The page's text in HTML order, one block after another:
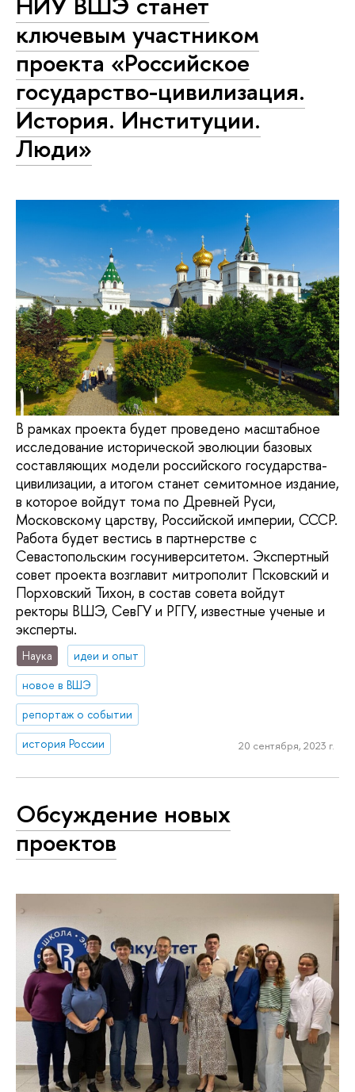
ключевым участником
проекта «Российское
государство-цивилизация.
История. Институции.
Люди»
В рамках проекта будет проведено масштабное
исследование исторической эволюции базовых
составляющих модели российского государства-
цивилизации, а итогом станет семитомное издание,
в которое войдут тома по Древней Руси,
Московскому царству, Российской империи, СССР.
Работа будет вестись в партнерстве с
Севастопольским госуниверситетом. Экспертный
совет проекта возглавит митрополит Псковский и
Порховский Тихон, в состав совета войдут
ректоры ВШЭ, СевГУ и РГГУ, известные ученые и
эксперты.
Наука
идеи и опыт
новое в ВШЭ
репортаж о событии
история России
20 сентября, 2023 г.
Обсуждение новых
проектов